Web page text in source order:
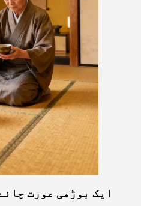
تمام
ایک بوڑھی عورت